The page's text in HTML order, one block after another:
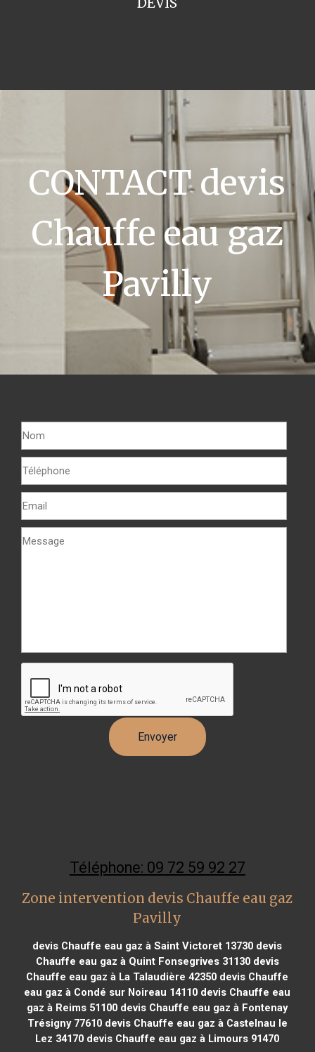
CONTACT devis
Chauffe eau gaz
Pavilly
Téléphone: 09 72 59 92 27
Zone intervention devis Chauffe eau gaz
Pavilly
devis Chauffe eau gaz à Saint Victoret 13730 devis
Chauffe eau gaz à Quint Fonsegrives 31130devis
Chauffe eau gaz à La Talaudière 42350 devis Chauffe
eau gaz à Condé sur Noireau 14110 devis Chauffe eau
gaz à Reims 51100 devis Chauffe eau gaz à Fontenay
Trésigny 77610devis Chauffe eau gaz à Castelnau le
Lez 34170 devis Chauffe eau gaz à Limours 91470